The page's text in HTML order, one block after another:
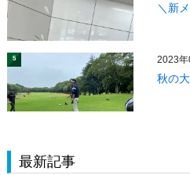
＼新
5 2023年
秋の
最新記事